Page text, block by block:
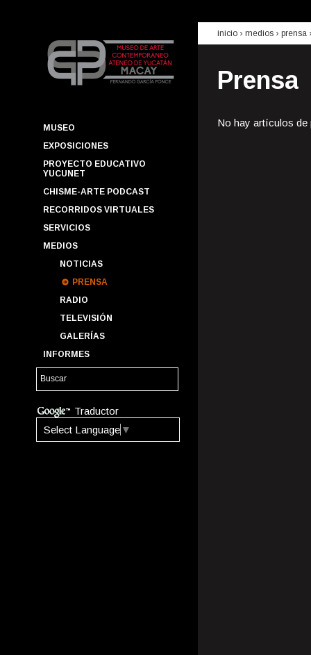
MUSEO
EXPOSICIONES
PROYECTO EDUCATIVO
YUCUNET
CHISME-ARTE PODCAST
RECORRIDOS VIRTUALES
SERVICIOS
MEDIOS
NOTICIAS
PRENSA
RADIO
TELEVISIÓN
GALERÍAS
INFORMES
Traductor
Select Language ▼
inicio › medios › prensa
Prensa
No hay artículos de